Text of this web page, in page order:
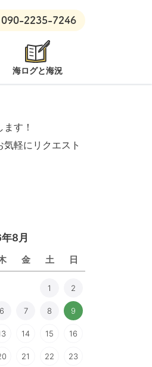
水注意
090-2235-7246
海ログと海況
す！
軽にリクエスト
8月
金 土 日
1 2
6 7 8 9
14 15 16
21 22 23